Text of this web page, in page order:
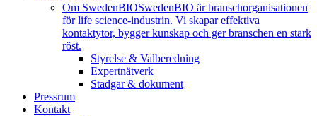
Om SwedenBIOSwedenBIO är branschorganisationen
för life science-industrin. Vi skapar effektiva
kontaktytor, bygger kunskap och ger branschen en stark
röst.
Styrelse & Valberedning
Expertnätverk
Stadgar & dokument
Pressrum
Kontakt